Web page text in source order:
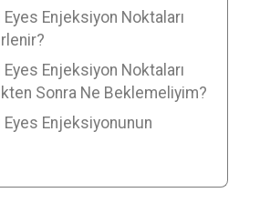
Eyes Enjeksiyon Noktaları
Eyes Enjeksiyon Noktaları
Sonra Ne Beklemeliyim?
Eyes Enjeksiyonunun